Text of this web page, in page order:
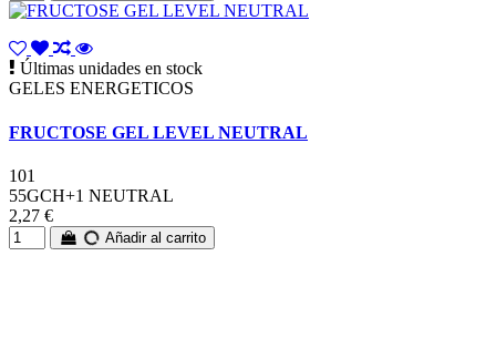
Últimas unidades en stock
GELES ENERGETICOS
FRUCTOSE GEL LEVEL NEUTRAL
101
55GCH+1 NEUTRAL
2,27 €
Añadir al carrito